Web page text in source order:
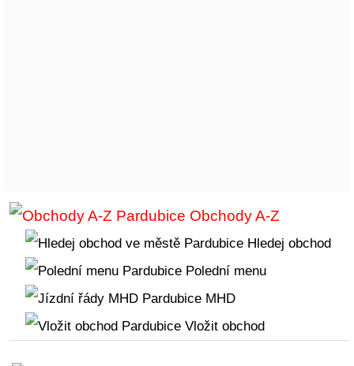
Obchody A-Z
Hledej obchod
Polední menu
MHD
Vložit obchod